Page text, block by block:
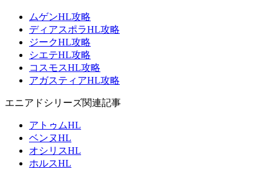
ムゲンHL攻略
ディアスポラHL攻略
ジークHL攻略
シエテHL攻略
コスモスHL攻略
アガスティアHL攻略
エニアドシリーズ関連記事
アトゥムHL
ベンヌHL
オシリスHL
ホルスHL